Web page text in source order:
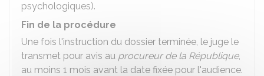
psychologiques).
Fin de la procédure
Une fois l'instruction du dossier terminée, le juge le
transmet pour avis au procureur de la République,
au moins 1 mois avant la date fixée pour l'audience.